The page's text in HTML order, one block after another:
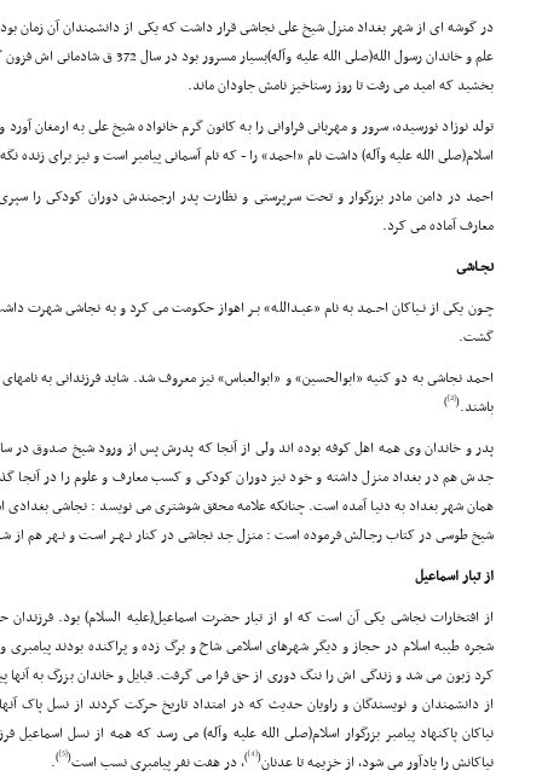
در گوشه اى از شهر بغداد منزل شیخ على نجاشى قرار داشت که یکى از دانشمندان آن زمان
علم و خاندان رسول الله(صلى الله علیه
بخشید که امید مى رفت تا روز رستاخیز نامش جاودان ماند.
تولد نوزاد نورسیده، سرور و مهربانى فراوانى را به کانون گرم خانواده شیخ على به ارمغان
اسلام(صلى الله علیه وآله) داشت نام «احمد» را - که نام آسمانى پیامبر است و نیز براى زنده
احمد در دامن مادر بزرگوار و تحت سرپرستى و نظارت پدر ارجمندش دوران کودکى را
معارف آماده مى کرد.
نجـاشى
چـون یکى از نـیاکان احـمد به نام «عبـدالله» بـر اهواز حکومت مى کرد و به نجاشى شهرت
گشت.
احمد نجاشى به دو کنیه «ابوالحسین» و «ابوالعباس» نیز معروف شد. شاید فرزندانى به
باشند.(
[2]
)
جدش هم در بغداد منزل داشته و خود نیز دوران کودکى و کسب معارف و علوم را در آنجا
همان شهر بغداد به دنیا آمده است. چنانکه علامه محقق شوشترى مى نویسد : نجاشى
شیخ طوسى در کتاب رجـالش فرموده است : منزل جد نجاشى در کنار نـهـر اسـت و نـهر هم از
از تبار اسماعیل
از افتخارات نجاشى یکى آن است که او از تبار حضرت اسماعیل(علیه السلام) بود.
شجره طیبه اسلام در حجاز و دیگر شهرهاى اسلامى شاخ و برگ زده و پراکنده بودند پیامبرى
کرد زبون مى شد و زندگى اش را ننگ دورى از حق فرا مى گرفت. قبایل و خاندان بزرگ به
از دانشمندان و نویسندگان و راویان حدیث که در امتداد تاریخ حرکت کردند از نسل پاک
نیاکان پاکنهاد پیامبر بزرگوار اسلام(صلى الله علیه وآله) مى رسد که همه از نسل
نیاکانش را یادآور مى شود، از خزیمه تا عدنان(
[4]
)، در هفت نفر پیامبرى نسب است(
[5]
)
.